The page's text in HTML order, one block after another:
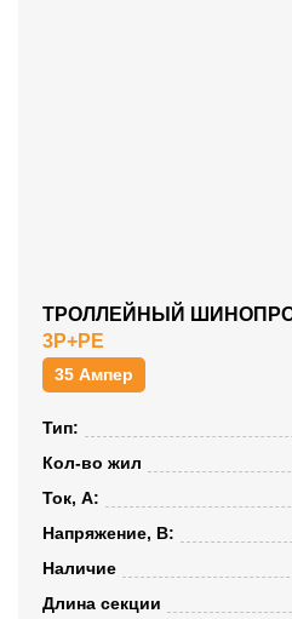
ТРОЛЛЕЙНЫЙ
3P+PE
35 Ампер
Тип:
Кол-во жил
Ток, А:
Напряжение, B:
Наличие
Длина секции